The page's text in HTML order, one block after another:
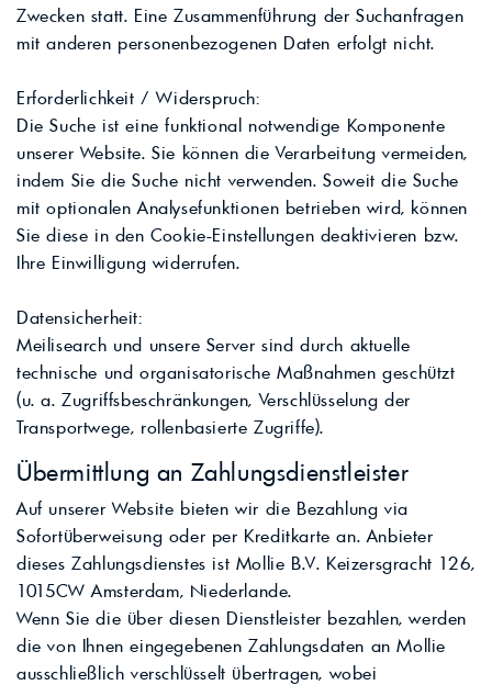
Zwecken statt. Eine Zusammenführung der Suchanfragen
mit anderen personenbezogenen Daten erfolgt nicht.
Erforderlichkeit / Widerspruch:
Die Suche ist eine funktional notwendige Komponente
unserer Website. Sie können die Verarbeitung vermeiden,
indem Sie die Suche nicht verwenden. Soweit die Suche
mit optionalen Analysefunktionen betrieben wird, können
Sie diese in den Cookie-Einstellungen deaktivieren bzw.
Ihre Einwilligung widerrufen.
Datensicherheit:
Meilisearch und unsere Server sind durch aktuelle
technische und organisatorische Maßnahmen geschützt
(u. a. Zugriffsbeschränkungen, Verschlüsselung der
Transportwege, rollenbasierte Zugriffe).
Übermittlung an Zahlungsdienstleister
Auf unserer Website bieten wir die Bezahlung via
Sofortüberweisung oder per Kreditkarte an. Anbieter
dieses Zahlungsdienstes ist Mollie B.V. Keizersgracht 126,
1015CW Amsterdam, Niederlande.
Wenn Sie die über diesen Dienstleister bezahlen, werden
die von Ihnen eingegebenen Zahlungsdaten an Mollie
ausschließlich verschlüsselt übertragen, wobei